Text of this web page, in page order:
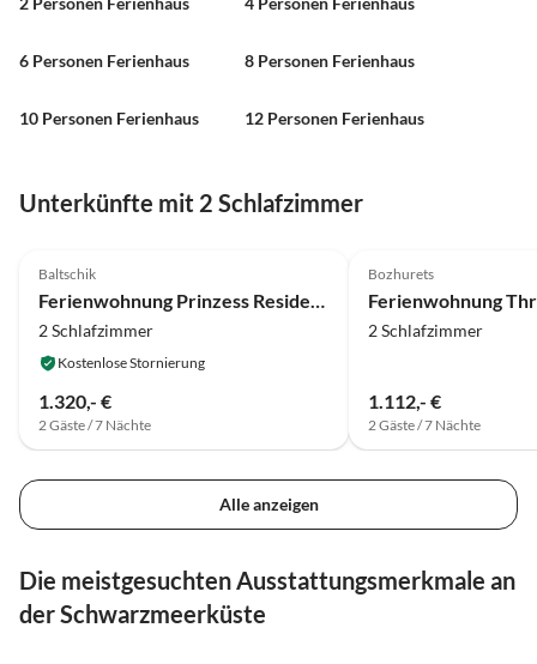
6 Personen Ferienhaus 8 Personen Ferienhaus
10 Personen Ferienhaus 12 Personen Ferienhaus
Unterkünfte mit 2 Schlafzimmer
Baltschik
Ferienwohnung Prinzess Residenz
2 Schlafzimmer
Kostenlose Stornierung
1.320,- €
2 Gäste / 7 Nächte
Bozhurets
2 Schlafzimmer
1.112,- €
2 Gäste / 7 Nächte
Alle anzeigen
Die meistgesuchten Ausstattungsmerkmale an
der Schwarzmeerküste